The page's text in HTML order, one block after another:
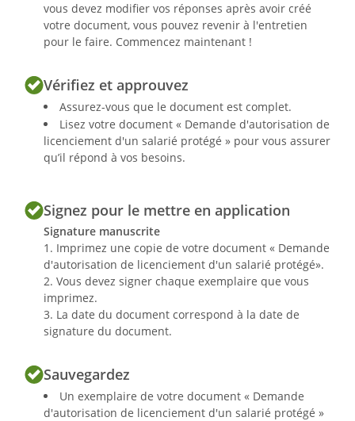
vous devez modifier vos réponses après avoir créé
votre document, vous pouvez revenir à l'entretien
pour le faire. Commencez maintenant !
Vérifiez et approuvez
Assurez-vous que le document est complet.
Lisez votre document « Demande d'autorisation de
licenciement d'un salarié protégé » pour vous assurer
qu’il répond à vos besoins.
Signez pour le mettre en application
Signature manuscrite
1. Imprimez une copie de votre document « Demande
d'autorisation de licenciement d'un salarié protégé».
2. Vous devez signer chaque exemplaire que vous
imprimez.
3. La date du document correspond à la date de
signature du document.
Sauvegardez
Un exemplaire de votre document « Demande
d'autorisation de licenciement d'un salarié protégé »